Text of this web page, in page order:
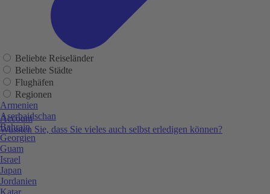
Account
Wussten Sie, dass Sie vieles auch selbst erledigen können?
Beliebte Reiseländer
Beliebte Städte
Flughäfen
Regionen
Armenien
Aserbaidschan
Bahrain
Georgien
Guam
Israel
Japan
Jordanien
Katar